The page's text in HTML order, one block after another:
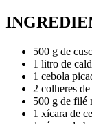
500 g de
1 litro de
1 cebola
2 colheres
500 g de filé
1 xícara de